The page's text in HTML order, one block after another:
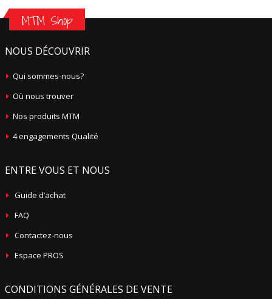
MTM Shop
NOUS DÉCOUVRIR
Qui sommes-nous?
Où nous trouver
Nos produits MTM
4 engagements Qualité
ENTRE VOUS ET NOUS
Guide d’achat
FAQ
Contactez-nous
Espace PROS
CONDITIONS GÉNÉRALES DE VENTE